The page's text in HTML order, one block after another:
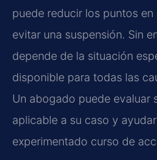
puede reducir los puntos
evitar una suspensión. Sin
depende de la situación
disponible para todas las
Un abogado puede evaluar
aplicable a su caso y
experimentado curso de